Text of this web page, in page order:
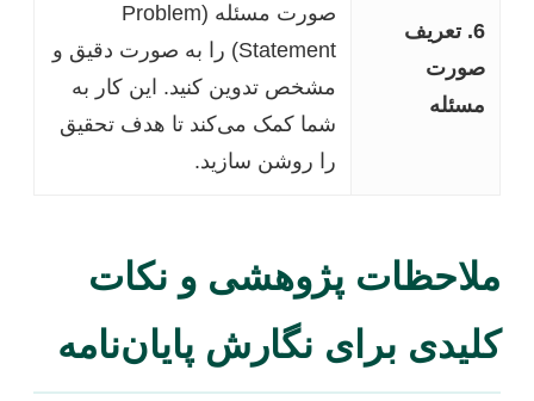
6. تعریف
صورت
مسئله
صورت مسئله (Problem
Statement) را به صورت دقیق و
مشخص تدوین کنید. این کار به
شما کمک می‌کند تا هدف تحقیق
را روشن سازید.
ملاحظات پژوهشی و نکات
کلیدی برای نگارش پایان‌نامه